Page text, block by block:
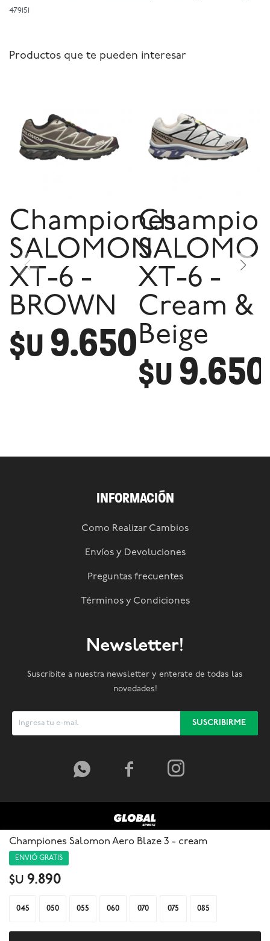
Championes Salomon Aero Blaze 3 - cream
ENVIÓ GRATIS
$U 9.890
045 050 055 060 070 075 085
479151
Productos que te pueden interesar
Championes
SALOMON
XT-6 -
BROWN
$U 9.650
XT-6 -
Cream &
Beige
$U 9.650
INFORMACIÓN
Como Realizar Cambios
Envíos y Devoluciones
Preguntas frecuentes
Términos y Condiciones
Newsletter!
Suscribite a nuestra newsletter y enterate de todas las
novedades!
SUSCRIBIRME
  